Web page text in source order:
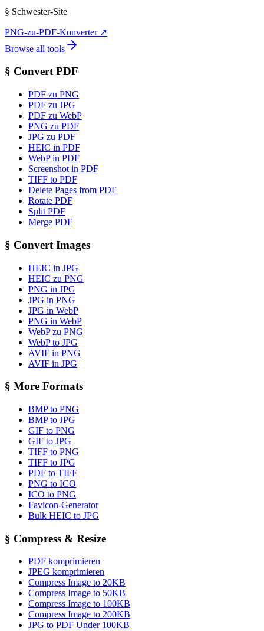
§ Schwester-Site
PNG-zu-PDF-Konverter↗
Browse all tools
§ Convert PDF
PDF zu PNG
PDF zu JPG
PDF zu WebP
PNG zu PDF
JPG zu PDF
HEIC in PDF
WebP in PDF
Screenshot in PDF
TIFF to PDF
Delete Pages from PDF
Rotate PDF
Split PDF
Merge PDF
§ Convert Images
HEIC in JPG
HEIC zu PNG
PNG in JPG
JPG in PNG
JPG in WebP
PNG in WebP
WebP zu PNG
WebP to JPG
AVIF in PNG
AVIF in JPG
§ More Formats
BMP to PNG
BMP to JPG
GIF to PNG
GIF to JPG
TIFF to PNG
TIFF to JPG
PDF to TIFF
PNG to ICO
ICO to PNG
Favicon-Generator
Bulk HEIC to JPG
§ Compress & Resize
PDF komprimieren
JPEG komprimieren
Compress Image to 20KB
Compress Image to 50KB
Compress Image to 100KB
Compress Image to 200KB
JPG to PDF Under 100KB